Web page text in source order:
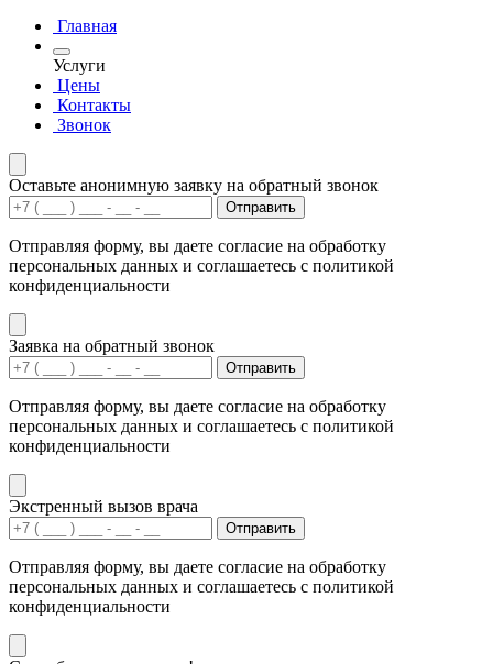
Главная
Услуги
Цены
Контакты
Звонок
Оставьте анонимную заявку на обратный звонок
Отправить
Отправляя форму, вы даете согласие на обработку
персональных данных и соглашаетесь с политикой
конфиденциальности
Заявка на обратный звонок
Отправить
Отправляя форму, вы даете согласие на обработку
персональных данных и соглашаетесь с политикой
конфиденциальности
Экстренный вызов врача
Отправить
Отправляя форму, вы даете согласие на обработку
персональных данных и соглашаетесь с политикой
конфиденциальности